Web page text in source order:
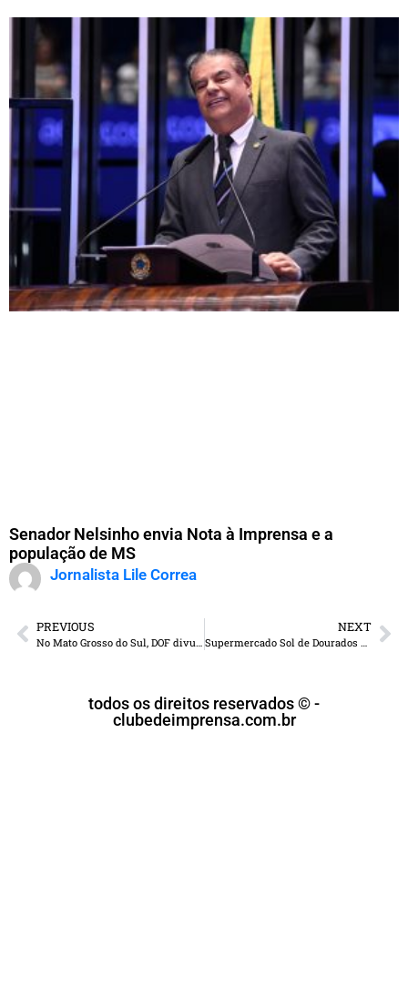
Senador Nelsinho envia Nota à Imprensa e a
população de MS
Jornalista Lile Correa
PREVIOUS
No Mato Grosso do Sul, DOF divulga edital do XI CEPFRON
NEXT
Supermercado Sol de Dourados celebra o sucesso da campanha “Show de Prêmios de Natal”
todos os direitos reservados © -
clubedeimprensa.com.br